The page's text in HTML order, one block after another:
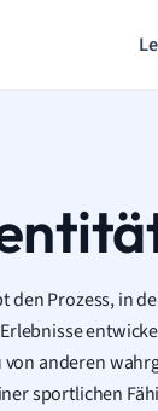
Prozess, in
anderen
sportlichen